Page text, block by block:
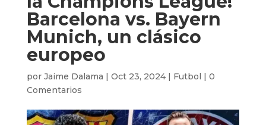
Barcelona vs. Bayern
Munich, un clásico
europeo
por Jaime Dalama | Oct 23, 2024| Futbol | 0
Comentarios